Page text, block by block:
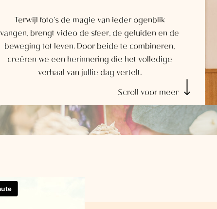
Terwijl foto's de magie van ieder ogenblik
vangen, brengt video de sfeer, de geluiden en de
beweging tot leven. Door beide te combineren,
creëren we een herinnering die het volledige
verhaal van jullie dag vertelt.
Scroll voor meer